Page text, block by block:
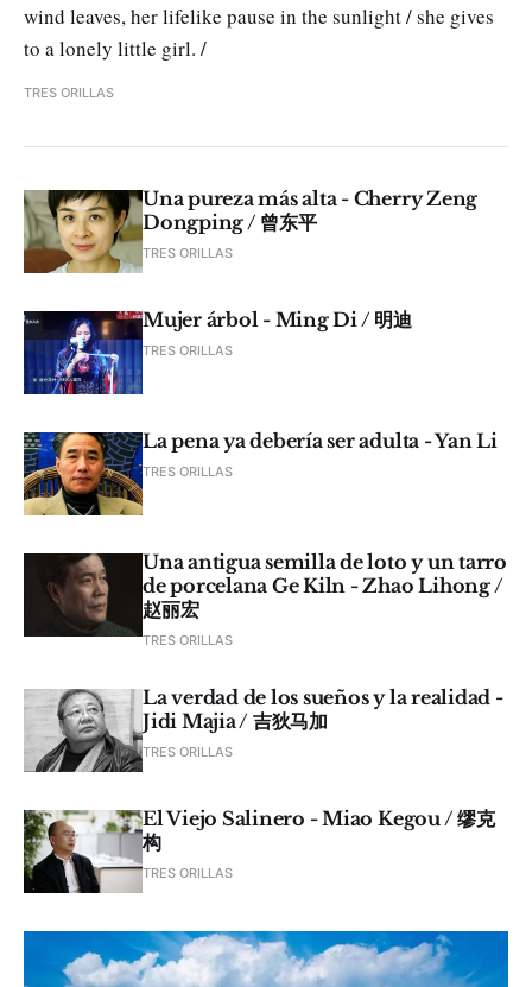
wind leaves, her lifelike pause in the sunlight / she gives
to a lonely little girl. /
TRES ORILLAS
Una pureza más alta - Cherry Zeng
Dongping / 曾东平
TRES ORILLAS
Mujer árbol - Ming Di / 明迪
TRES ORILLAS
La pena ya debería ser adulta - Yan Li
TRES ORILLAS
Una antigua semilla de loto y un tarro
de porcelana Ge Kiln - Zhao Lihong /
赵丽宏
TRES ORILLAS
La verdad de los sueños y la realidad -
Jidi Majia / 吉狄马加
TRES ORILLAS
El Viejo Salinero - Miao Kegou / 缪克
构
TRES ORILLAS